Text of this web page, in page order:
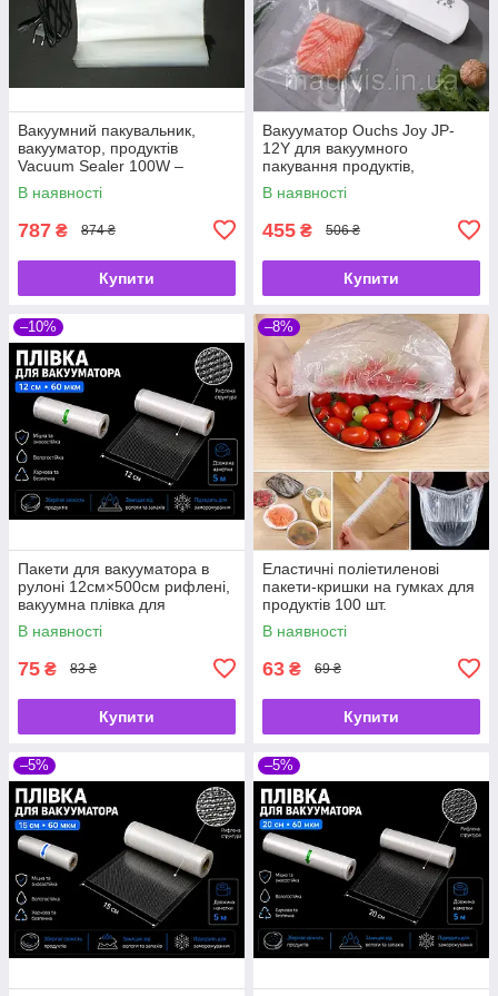
Вакуумний пакувальник,
вакууматор, продуктів
Vacuum Sealer 100W –
герметичне зберігання,
Dry/Moist/Pulse режими
В наявності
787 ₴ 874 ₴
Купити
Вакууматор Ouchs Joy JP-
12Y для вакуумного
пакування продуктів,
запаювання пакетів до 29 см,
90 Вт
В наявності
455 ₴ 506 ₴
Купити
–10%
Пакети для вакууматора в
рулоні 12см×500см рифлені,
вакуумна плівка для
зберігання продуктів
В наявності
75 ₴ 83 ₴
Купити
–8%
Еластичні поліетиленові
пакети-кришки на гумках для
продуктів 100 шт.
універсальні в мішечку
В наявності
63 ₴ 69 ₴
Купити
–5% –5%